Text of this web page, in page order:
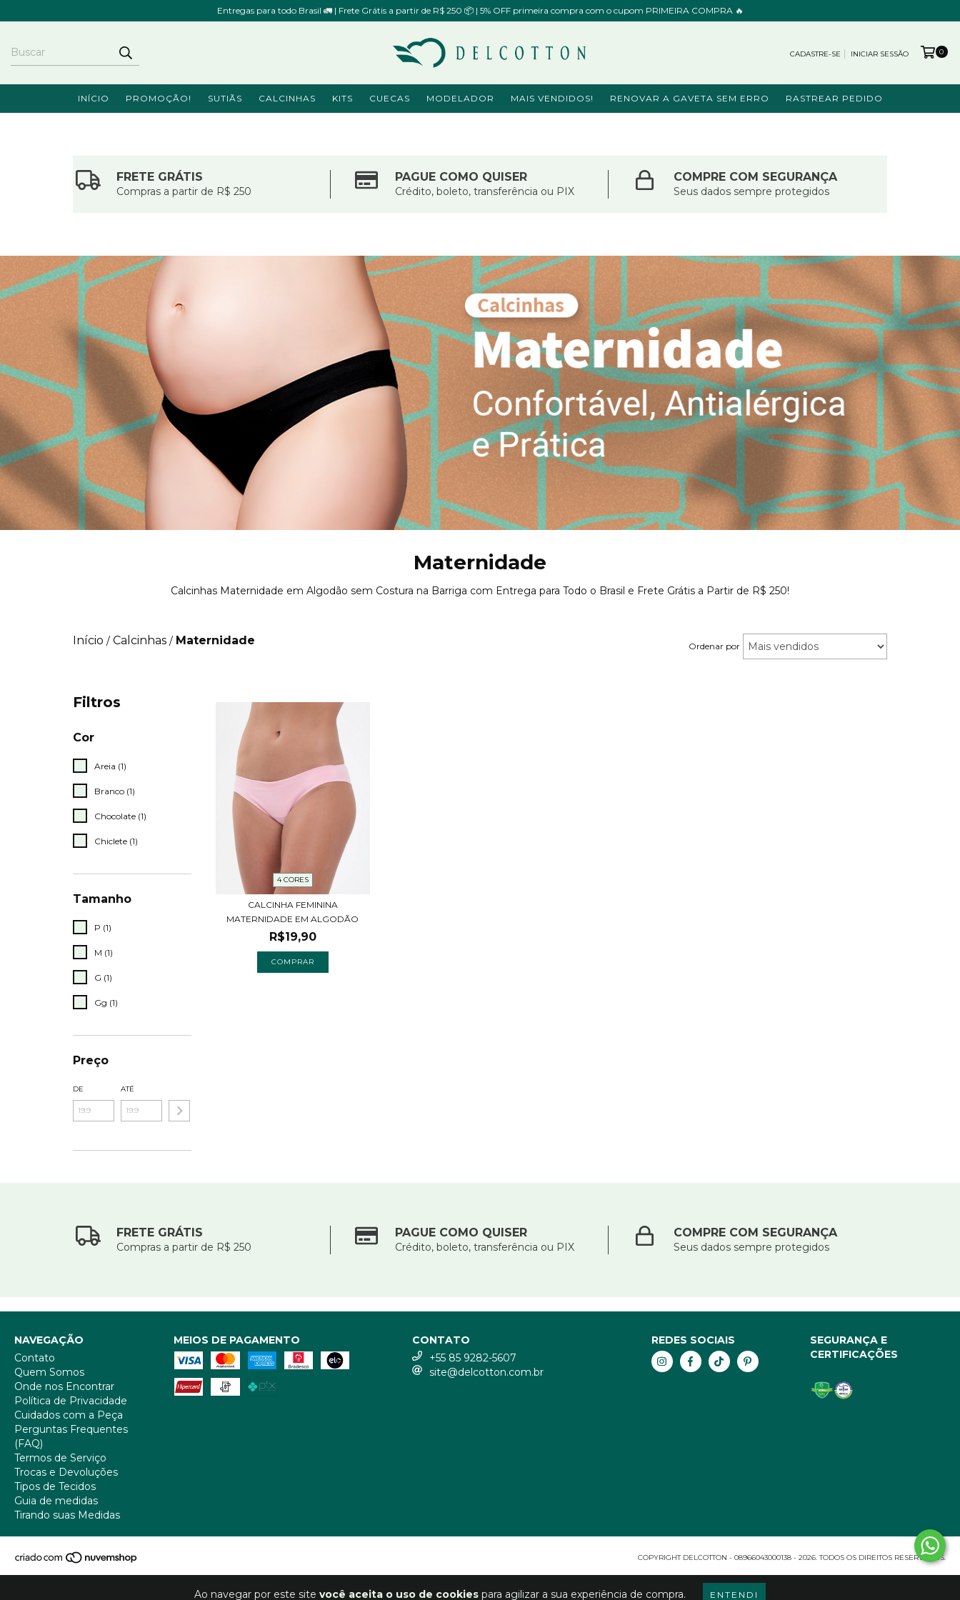
Ao navegar por este site você aceita o uso de cookies para agilizar a sua experiência de compra. ENTENDI
Entregas para todo Brasil 🚛 | Frete Grátis a partir de R$ 250 📦 | 5% OFF primeira compra com o cupom PRIMEIRA COMPRA 🔥
CADASTRE-SE INICIAR SESSÃO 0
INÍCIO PROMOÇÃO! SUTIÃS CALCINHAS KITS CUECAS MODELADOR MAIS VENDIDOS! RENOVAR A GAVETA SEM ERRO RASTREAR PEDIDO
FRETE GRÁTIS
Compras a partir de R$ 250
PAGUE COMO QUISER
Crédito, boleto, transferência ou PIX
COMPRE COM SEGURANÇA
Seus dados sempre protegidos
Maternidade
Calcinhas Maternidade em Algodão sem Costura na Barriga com Entrega para Todo o Brasil e Frete Grátis a Partir de R$ 250!
Início / Calcinhas / Maternidade Ordenar por
Filtros
Cor
Areia (1)
Branco (1)
Chocolate (1)
Chiclete (1)
Tamanho
P (1)
M (1)
G (1)
Gg (1)
Preço
DE ATÉ
4 CORES
CALCINHA FEMININA
MATERNIDADE EM ALGODÃO
R$19,90
COMPRAR
FRETE GRÁTIS
Compras a partir de R$ 250
PAGUE COMO QUISER
Crédito, boleto, transferência ou PIX
COMPRE COM SEGURANÇA
Seus dados sempre protegidos
NAVEGAÇÃO
Contato
Quem Somos
Onde nos Encontrar
Política de Privacidade
Cuidados com a Peça
Perguntas Frequentes
(FAQ)
Termos de Serviço
Trocas e Devoluções
Tipos de Tecidos
Guia de medidas
Tirando suas Medidas
MEIOS DE PAGAMENTO
CONTATO
+55 85 9282-5607
site@delcotton.com.br
REDES SOCIAIS
SEGURANÇA E
CERTIFICAÇÕES
COPYRIGHT DELCOTTON - 08966043000138 - 2026. TODOS OS DIREITOS RESERVADOS.